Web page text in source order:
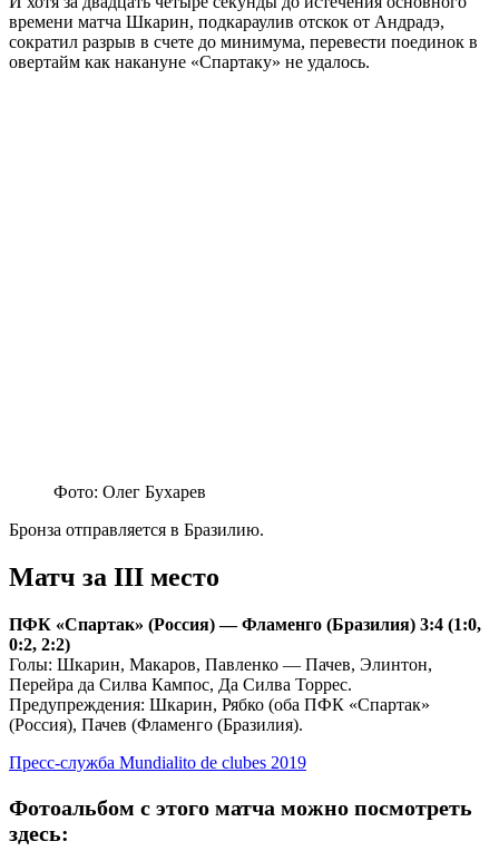
времени матча Шкарин, подкараулив отскок от Андрадэ,
сократил разрыв в счете до минимума, перевести поединок в
овертайм как накануне «Спартаку» не удалось.
Фото: Олег Бухарев
Бронза отправляется в Бразилию.
Матч за III место
ПФК «Спартак» (Россия) — Фламенго (Бразилия) 3:4 (1:0,
0:2, 2:2)
Голы: Шкарин, Макаров, Павленко — Пачев, Элинтон,
Перейра да Силва Кампос, Да Силва Торрес.
Предупреждения: Шкарин, Рябко (оба ПФК «Спартак»
(Россия), Пачев (Фламенго (Бразилия).
Пресс-служба Mundialito de clubes 2019
Фотоальбом с этого матча можно посмотреть
здесь: